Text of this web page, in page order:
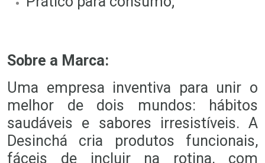
Sobre a Marca:
Uma empresa inventiva para unir o
melhor de dois mundos: hábitos
saudáveis e sabores irresistíveis. A
Desinchá cria produtos funcionais,
fáceis de incluir na rotina, com